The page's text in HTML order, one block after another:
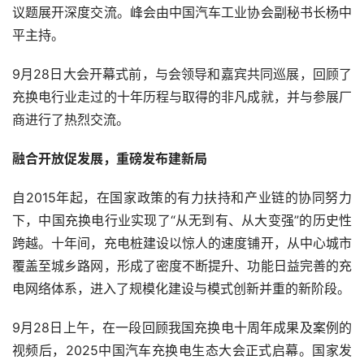
议题展开深度交流。峰会由中国汽车工业协会副秘书长杨中
平主持。
9月28日大会开幕式前，与会领导和嘉宾共同巡展，回顾了
充换电行业走过的十年历程与取得的非凡成就，并与参展厂
商进行了热烈交流。
融合开放促发展，重磅发布建新局
自2015年起，在国家政策的有力扶持和产业链的协同努力
下，中国充换电行业实现了“从无到有、从大变强”的历史性
跨越。十年间，充电桩建设以惊人的速度铺开，从中心城市
覆盖至城乡路网，形成了密度不断提升、功能日益完善的充
电网络体系，进入了规模化建设与模式创新并重的新阶段。
9月28日上午，在一段回顾我国充换电十周年成果及案例的
视频后，2025中国汽车充换电生态大会正式启幕。国家发